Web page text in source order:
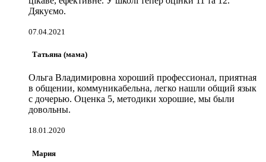
Дякуємо.
07.04.2021
Татьяна (мама)
Ольга Владимировна хороший профессионал, приятная
в общении, коммуникабельна, легко нашли общий язык
с дочерью. Оценка 5, методики хорошие, мы были
довольны.
18.01.2020
Мария